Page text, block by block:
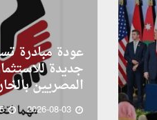
عودة مبادرة
جديدة
المصريين
2026-08-03